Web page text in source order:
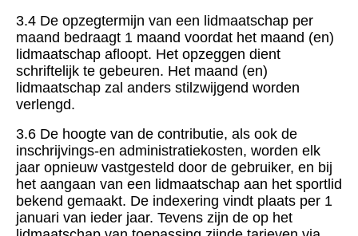
3.4 De opzegtermijn van een lidmaatschap per
maand bedraagt 1 maand voordat het maand (en)
lidmaatschap afloopt. Het opzeggen dient
schriftelijk te gebeuren. Het maand (en)
lidmaatschap zal anders stilzwijgend worden
verlengd.
3.6 De hoogte van de contributie, als ook de
inschrijvings-en administratiekosten, worden elk
jaar opnieuw vastgesteld door de gebruiker, en bij
het aangaan van een lidmaatschap aan het sportlid
bekend gemaakt. De indexering vindt plaats per 1
januari van ieder jaar. Tevens zijn de op het